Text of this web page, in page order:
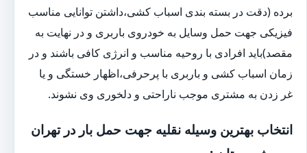
برده (دقت در بسته بندی اسباب کشی،داشتن توانایی مناسب
فیزیکی جهت حمل وسایل به خودروی باربری و در نهایت به
مقصد)باید افرادی با روحیه مناسب و انرژی کافی باشند و در
زمان اسباب کشی و باربری با پرحرفی،اظهار خستگی و یا
غر زدن به مشتری موجب ناراحتی و دلخوری وی نشوند.
انتخاب بهترین وسیله نقلیه جهت حمل بار در تهران